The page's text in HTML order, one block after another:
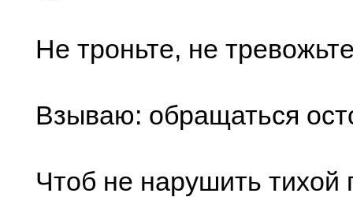
Не троньте, не
Взываю: обращаться
Чтоб не нарушить тихой